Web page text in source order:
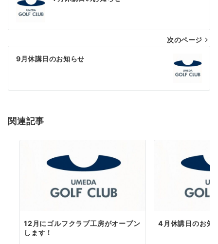
次のページ
9月休講日のお知らせ
関連記事
12月にゴルフクラブ工房がオープン
します！
4月休講日のお知